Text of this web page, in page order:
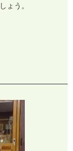
ょう。